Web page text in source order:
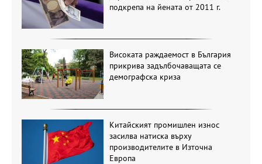
подкрепа на йената от 2011 г.
Високата раждаемост в България
прикрива задълбочаващата се
демографска криза
Китайският промишлен износ
засилва натиска върху
производителите в Източна
Европа